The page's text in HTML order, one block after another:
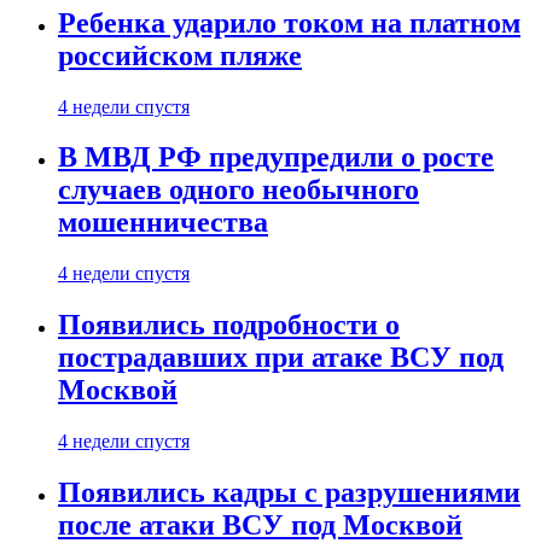
Ребенка ударило током на платном
российском пляже
4 недели спустя
В МВД РФ предупредили о росте
случаев одного необычного
мошенничества
4 недели спустя
Появились подробности о
пострадавших при атаке ВСУ под
Москвой
4 недели спустя
Появились кадры с разрушениями
после атаки ВСУ под Москвой